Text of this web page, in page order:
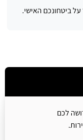
על ביטחונכם האישי.
לכם